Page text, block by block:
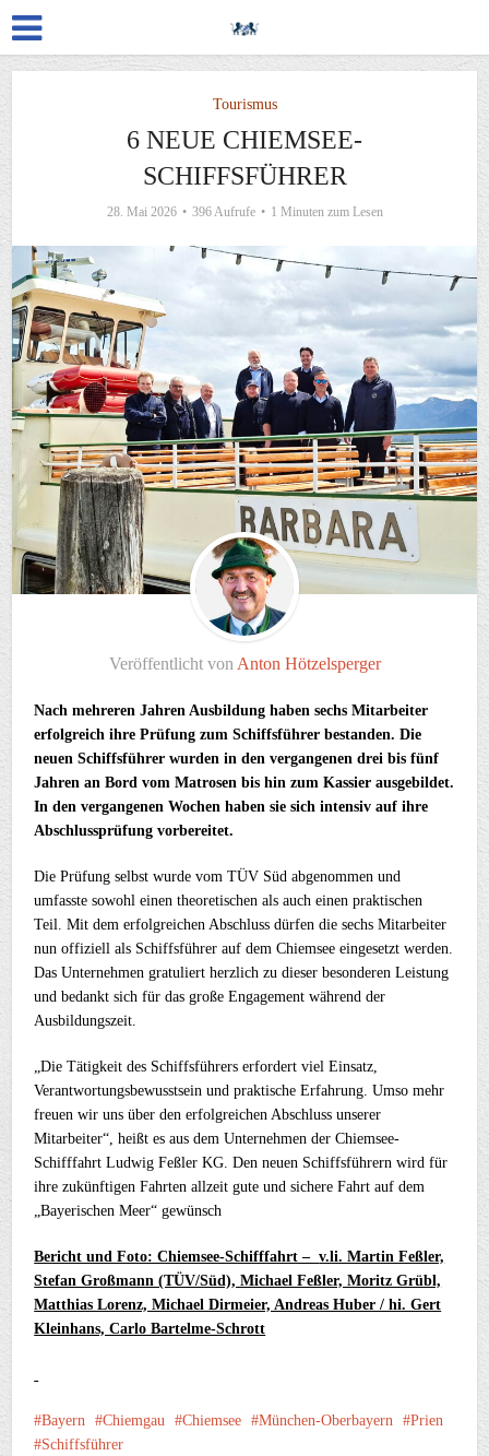
Tourismus
6 NEUE CHIEMSEE-
SCHIFFSFÜHRER
28. Mai 2026 396 Aufrufe 1 Minuten zum Lesen
Veröffentlicht von Anton Hötzelsperger
Nach mehreren Jahren Ausbildung haben sechs Mitarbeiter
erfolgreich ihre Prüfung zum Schiffsführer bestanden. Die
neuen Schiffsführer wurden in den vergangenen drei bis fünf
Jahren an Bord vom Matrosen bis hin zum Kassier ausgebildet.
In den vergangenen Wochen haben sie sich intensiv auf ihre
Abschlussprüfung vorbereitet.
Die Prüfung selbst wurde vom TÜV Süd abgenommen und
umfasste sowohl einen theoretischen als auch einen praktischen
Teil. Mit dem erfolgreichen Abschluss dürfen die sechs Mitarbeiter
nun offiziell als Schiffsführer auf dem Chiemsee eingesetzt werden.
Das Unternehmen gratuliert herzlich zu dieser besonderen Leistung
und bedankt sich für das große Engagement während der
Ausbildungszeit.
„Die Tätigkeit des Schiffsführers erfordert viel Einsatz,
Verantwortungsbewusstsein und praktische Erfahrung. Umso mehr
freuen wir uns über den erfolgreichen Abschluss unserer
Mitarbeiter“, heißt es aus dem Unternehmen der Chiemsee-
Schifffahrt Ludwig Feßler KG. Den neuen Schiffsführern wird für
ihre zukünftigen Fahrten allzeit gute und sichere Fahrt auf dem
„Bayerischen Meer“ gewünsch
Bericht und Foto: Chiemsee-Schifffahrt –v.li. Martin Feßler,
Stefan Großmann (TÜV/Süd), Michael Feßler, Moritz Grübl,
Matthias Lorenz, Michael Dirmeier, Andreas Huber / hi. Gert
Kleinhans, Carlo Bartelme-Schrott
Bayern Chiemgau Chiemsee München-Oberbayern
Prien
Schiffsführer